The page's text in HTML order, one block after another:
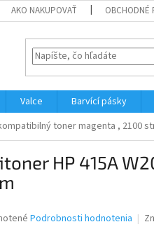
AKO NAKUPOVAŤ OBCHODNÉ
Valce Barvící pásky
toner magenta , 2100
HP 415A
Podrobnosti hodnotenia